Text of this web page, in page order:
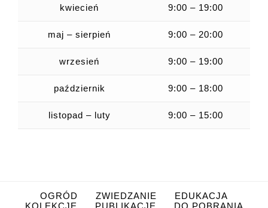
kwiecień 9:00 – 19:00
maj – sierpień 9:00 – 20:00
wrzesień 9:00 – 19:00
październik 9:00 – 18:00
listopad – luty 9:00 – 15:00
OGRÓD ZWIEDZANIE
EDUKACJA
KOLEKCJE
PUBLIKACJE DO POBRANIA